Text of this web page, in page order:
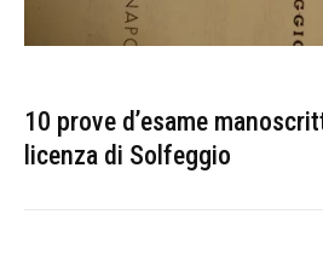
10 prove d’esame
licenza di Solfeggio